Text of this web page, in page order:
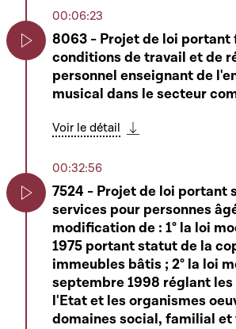
00:06:23
8063 - Projet de loi portant
conditions de travail et de
personnel enseignant de
musical dans le secteur
Voir le détail
00:32:56
7524 - Projet de loi portant
services pour personnes
modification de : 1° la loi
1975 portant statut de la
immeubles bâtis ; 2° la loi
septembre 1998 réglant
l'Etat et les organismes
domaines social, familial